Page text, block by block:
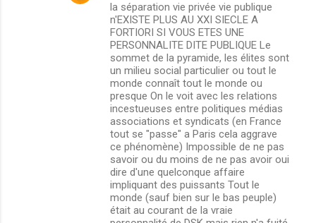
la séparation vie privée vie publique
n'EXISTE PLUS AU XXI SIECLE A
FORTIORI SI VOUS ETES UNE
PERSONNALITE DITE PUBLIQUE Le
sommet de la pyramide, les élites sont
un milieu social particulier ou tout le
monde connaît tout le monde ou
presque On le voit avec les relations
incestueuses entre politiques médias
associations et syndicats (en France
tout se "passe" a Paris cela aggrave
ce phénomène) Impossible de ne pas
savoir ou du moins de ne pas avoir oui
dire d'une quelconque affaire
impliquant des puissants Tout le
monde (sauf bien sur le bas peuple)
était au courant de la vraie